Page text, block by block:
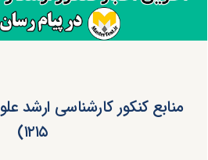
منابع کنکور کارشناسی
۱۲۱۵)